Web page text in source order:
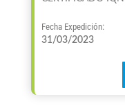
Fecha Expedición:
31/03/2023